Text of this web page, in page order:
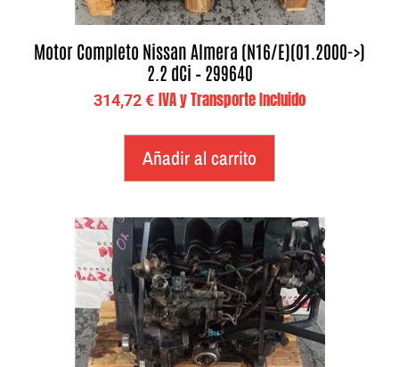
Motor Completo Nissan Almera (N16/E)(01.2000->)
2.2 dCi – 299640
314,72€ IVA y Transporte Incluido
Añadir al carrito